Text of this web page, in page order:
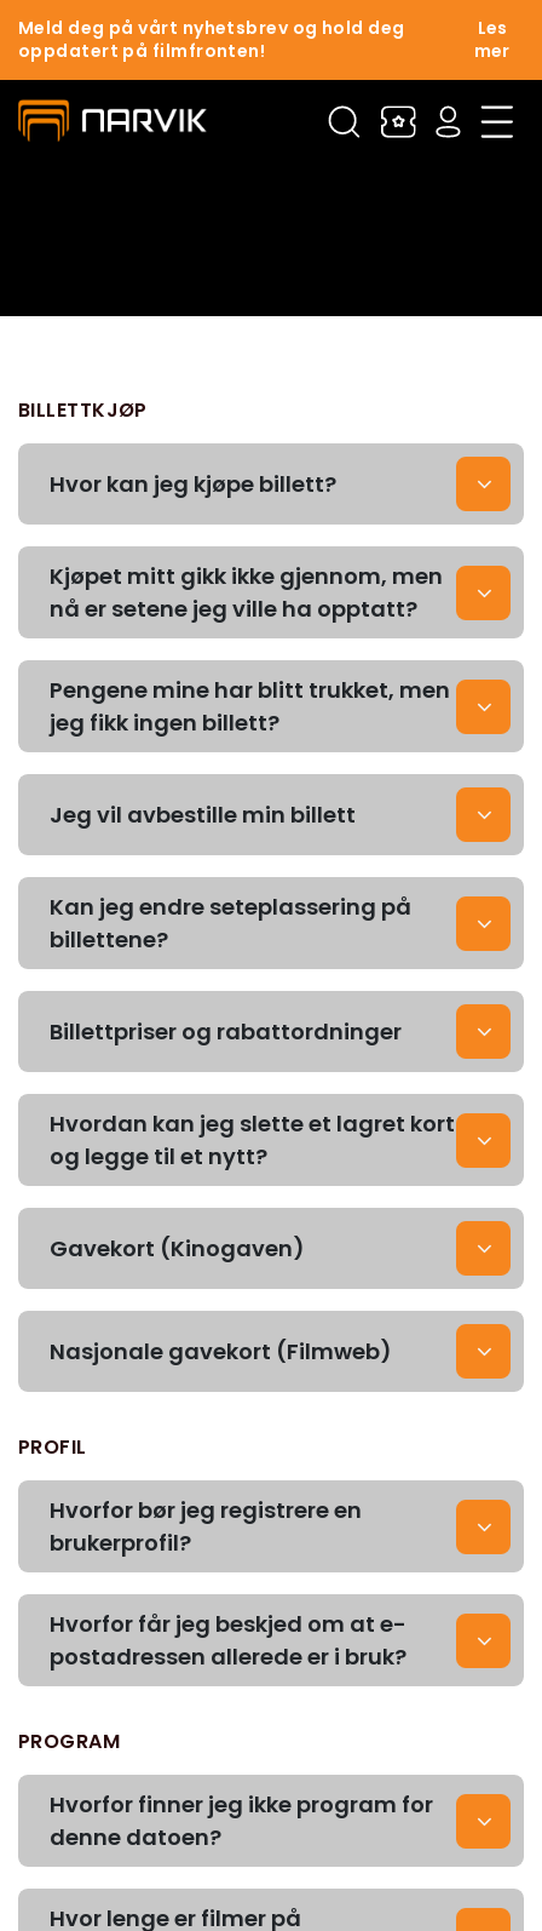
Meld deg på vårt nyhetsbrev og hold deg
oppdatert på filmfronten!
Les
mer
BILLETTKJØP
Hvor kan jeg kjøpe billett?
Kjøpet mitt gikk ikke gjennom, men
nå er setene jeg ville ha opptatt?
Pengene mine har blitt trukket, men
jeg fikk ingen billett?
Jeg vil avbestille min billett
Kan jeg endre seteplassering på
billettene?
Billettpriser og rabattordninger
Hvordan kan jeg slette et lagret kort
og legge til et nytt?
Gavekort (Kinogaven)
Nasjonale gavekort (Filmweb)
PROFIL
Hvorfor bør jeg registrere en
brukerprofil?
Hvorfor får jeg beskjed om at e-
postadressen allerede er i bruk?
PROGRAM
Hvorfor finner jeg ikke program for
denne datoen?
Hvor lenge er filmer på